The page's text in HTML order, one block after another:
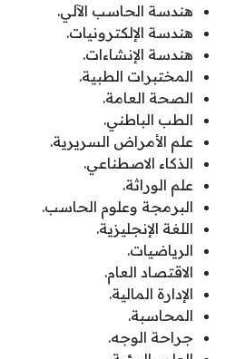
‏هندسة الحاسب الآلي.
‏هندسة الإلكترونيات.
‏هندسة الإنشاءات.
‏المختبرات الطبية.
‏الصحة العامة.
الطب الباطني.
‏علم الأمراض السريرية.
‏الذكاء الاصطناعي.
علم الوراثة.
‏البرمجة وعلوم الحاسب.
‏اللغة الإنجليزية.
‏الرياضيات.
الاقتصاد العام.
‏الإدارة المالية.
المحاسبة.
‏جراحة الوجه.